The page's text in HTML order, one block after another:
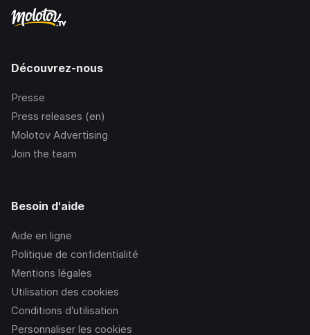
Découvrez-nous
Presse
Press releases (en)
Molotov Advertising
Join the team
Besoin d'aide
Aide en ligne
Politique de confidentialité
Mentions légales
Utilisation des cookies
Conditions d’utilisation
Personnaliser les cookies